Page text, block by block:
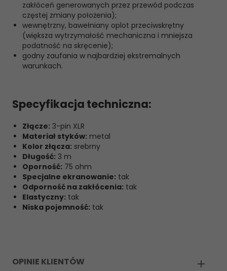
zakłóceń generowanych przez przewód podczas
częstej zmiany położenia);
wewnętrzny, bawełniany oplot przeciwskrętny
(większa wytrzymałość mechaniczna i mniejsza
podatność na skręcenie);
godny zaufania w najbardziej ekstremalnych
warunkach.
Specyfikacja techniczna:
Złącze: 3-pin XLR
Materiał styków: metal
Kolor złącza: srebrny
Długość: 3 m
Oporność: 75 ohm
Specjalne ekranowanie: tak
Odporność na zakłócenia: tak
Elastyczny: tak
Niska pojemność: tak
OPINIE KLIENTÓW